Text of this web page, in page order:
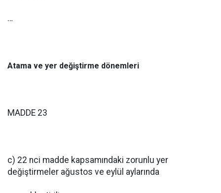
…
Atama ve yer değiştirme dönemleri
MADDE 23
c) 22 nci madde kapsamındaki zorunlu yer
değiştirmeler ağustos ve eylül aylarında